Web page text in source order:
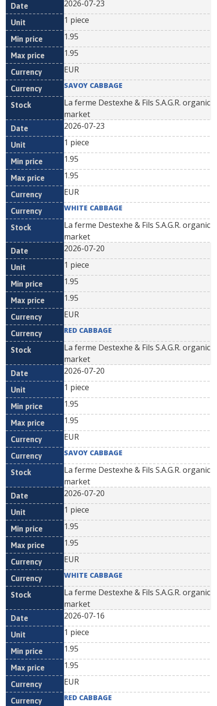
2026-07-23
1 piece
1.95
1.95
EUR
SAVOY CABBAGE
La ferme Destexhe & Fils S.A.G.R. organic
market
2026-07-23
1 piece
1.95
1.95
EUR
WHITE CABBAGE
La ferme Destexhe & Fils S.A.G.R. organic
market
2026-07-20
1 piece
1.95
1.95
EUR
RED CABBAGE
La ferme Destexhe & Fils S.A.G.R. organic
market
2026-07-20
1 piece
1.95
1.95
EUR
SAVOY CABBAGE
La ferme Destexhe & Fils S.A.G.R. organic
market
2026-07-20
1 piece
1.95
1.95
EUR
WHITE CABBAGE
La ferme Destexhe & Fils S.A.G.R. organic
market
2026-07-16
1 piece
1.95
1.95
EUR
RED CABBAGE